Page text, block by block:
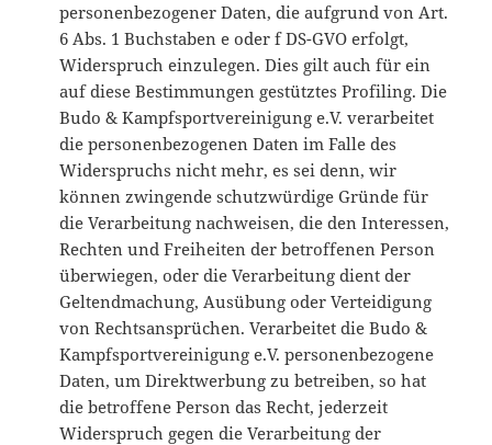
personenbezogener Daten, die aufgrund von Art.
6 Abs. 1 Buchstaben e oder f DS-GVO erfolgt,
Widerspruch einzulegen. Dies gilt auch für ein
auf diese Bestimmungen gestütztes Profiling. Die
Budo & Kampfsportvereinigung e.V. verarbeitet
die personenbezogenen Daten im Falle des
Widerspruchs nicht mehr, es sei denn, wir
können zwingende schutzwürdige Gründe für
die Verarbeitung nachweisen, die den Interessen,
Rechten und Freiheiten der betroffenen Person
überwiegen, oder die Verarbeitung dient der
Geltendmachung, Ausübung oder Verteidigung
von Rechtsansprüchen. Verarbeitet die Budo &
Kampfsportvereinigung e.V. personenbezogene
Daten, um Direktwerbung zu betreiben, so hat
die betroffene Person das Recht, jederzeit
Widerspruch gegen die Verarbeitung der